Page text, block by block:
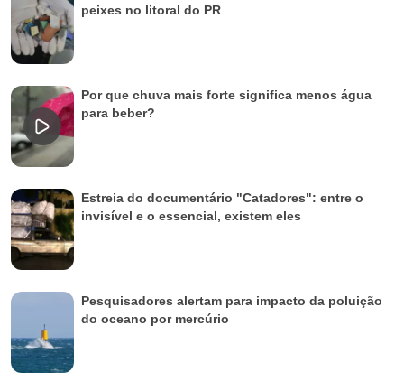
peixes no litoral do PR
Por que chuva mais forte significa menos água
para beber?
Estreia do documentário "Catadores": entre o
invisível e o essencial, existem eles
Pesquisadores alertam para impacto da poluição
do oceano por mercúrio